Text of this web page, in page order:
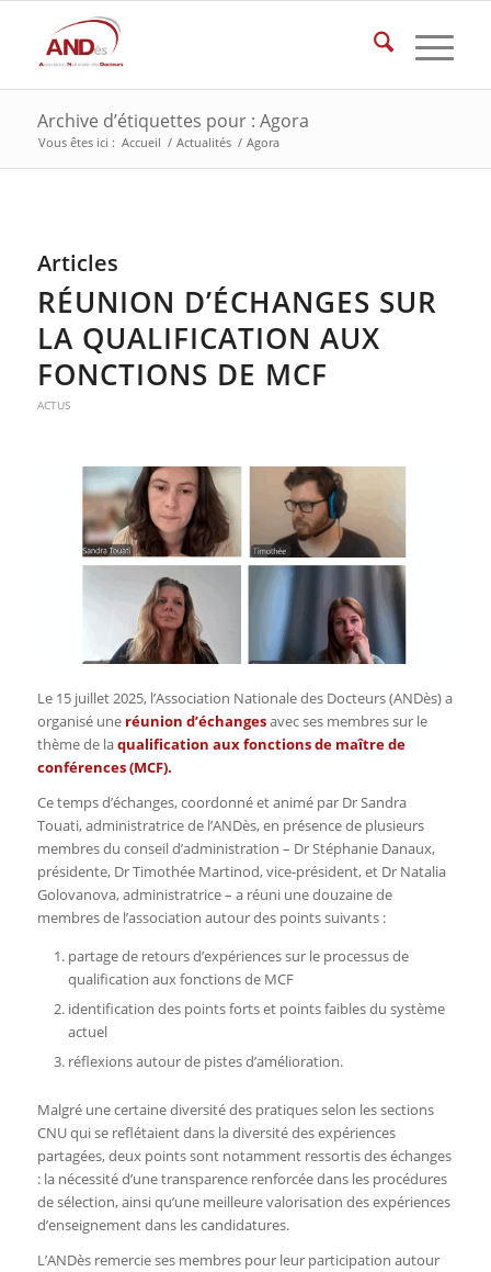
Archive d’étiquettes pour : Agora
Vous êtes ici : Accueil / Actualités / Agora
Articles
RÉUNION D’ÉCHANGES SUR
LA QUALIFICATION AUX
FONCTIONS DE MCF
ACTUS
Le 15 juillet 2025, l’Association Nationale des Docteurs (ANDès) a
organisé une réunion d’échangesavec ses membres sur le
thème de laqualification aux fonctions de maître de
conférences (MCF).
Ce temps d’échanges, coordonné et animé par Dr Sandra
Touati, administratrice de l’ANDès, en présence de plusieurs
membres du conseil d’administration – Dr Stéphanie Danaux,
présidente, Dr Timothée Martinod, vice-président, et Dr Natalia
Golovanova, administratrice – a réuni une douzaine de
membres de l’association autour des points suivants :
partage de retours d’expériences sur le processus de
qualification aux fonctions de MCF
identification des points forts et points faibles du système
actuel
réflexions autour de pistes d’amélioration.
Malgré une certaine diversité des pratiques selon les sections
CNU qui se reflétaient dans la diversité des expériences
partagées, deux points sont notamment ressortis des échanges
: la nécessité d’une transparence renforcée dans les procédures
de sélection, ainsi qu’une meilleure valorisation des expériences
d’enseignement dans les candidatures.
L’ANDès remercie ses membres pour leur participation autour